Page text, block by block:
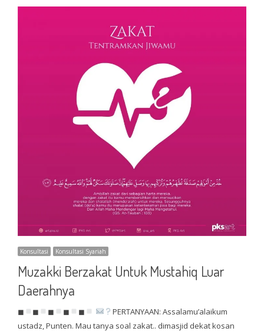
Konsultasi Konsultasi Syariah
Muzakki Berzakat Untuk Mustahiq Luar
Daerahnya
◼ ◼ ◼ ◼ ◼
PERTANYAAN: Assalamu’alaikum
ustadz, Punten. Mau tanya soal zakat.. dimasjid dekat kosan